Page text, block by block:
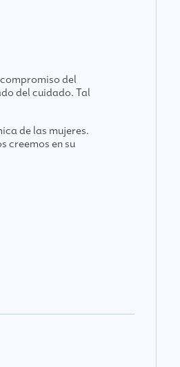
del
del cuidado. Tal
de las mujeres.
creemos en su